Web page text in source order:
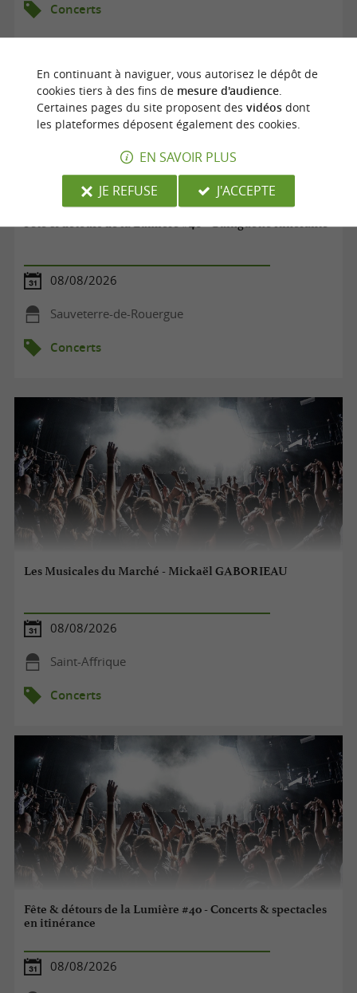
Concerts
Fête & détours de la Lumière #40 - Guinguette itinérante
08/08/2026
Sauveterre-de-Rouergue
Concerts
Les Musicales du Marché - Mickaël GABORIEAU
08/08/2026
Saint-Affrique
Concerts
Fête & détours de la Lumière #40 - Concerts & spectacles
en itinérance
08/08/2026
En continuant à naviguer, vous autorisez le dépôt de
cookies tiers à des fins de mesure d'audience.
Certaines pages du site proposent des vidéosdont
les plateformes déposent également des cookies.
EN SAVOIR PLUS
JE REFUSE
J'ACCEPTE